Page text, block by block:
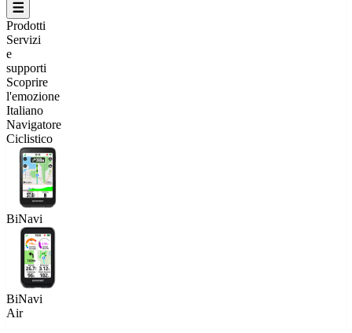
Prodotti
Servizi
e
supporti
Scoprire
l'emozione
Italiano
Navigatore
Ciclistico
BiNavi
BiNavi
Air